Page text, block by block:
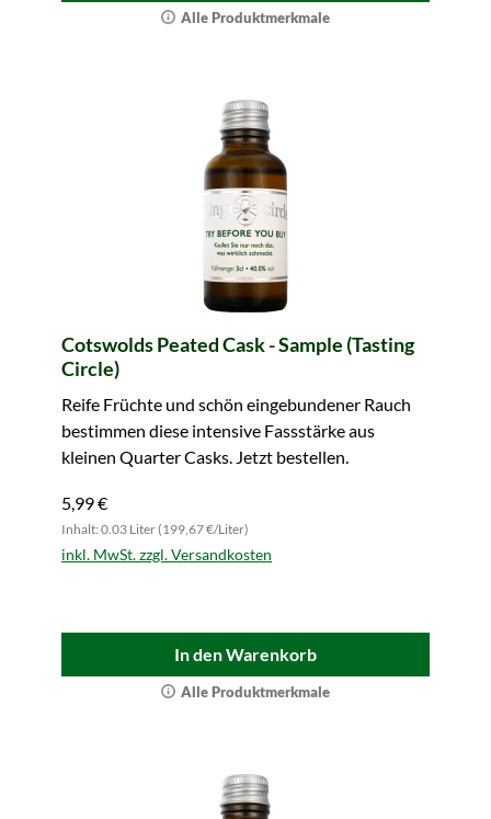
Alle Produktmerkmale
Cotswolds Peated Cask - Sample (Tasting
Circle)
Reife Früchte und schön eingebundener Rauch
bestimmen diese intensive Fassstärke aus
kleinen Quarter Casks. Jetzt bestellen.
5,99 €
Inhalt: 0.03 Liter (199,67 €/Liter)
inkl. MwSt. zzgl. Versandkosten
In den Warenkorb
Alle Produktmerkmale